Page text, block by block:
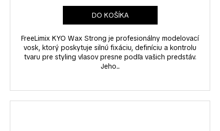
DO KOŠÍKA
FreeLimix KYO Wax Strong je profesionálny modelovací
vosk, ktorý poskytuje silnú fixáciu, definíciu a kontrolu
tvaru pre styling vlasov presne podľa vašich predstáv.
Jeho...